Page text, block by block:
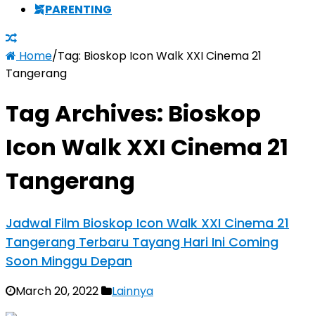
PARENTING
Home/Tag: Bioskop Icon Walk XXI Cinema 21
Tangerang
Tag Archives: Bioskop
Icon Walk XXI Cinema 21
Tangerang
Jadwal Film Bioskop Icon Walk XXI Cinema 21
Tangerang Terbaru Tayang Hari Ini Coming
Soon Minggu Depan
March 20, 2022 Lainnya